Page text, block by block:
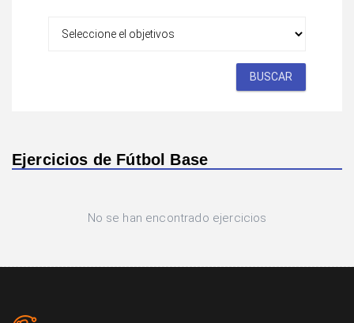
BUSCAR
Ejercicios de Fútbol Base
No se han encontrado ejercicios